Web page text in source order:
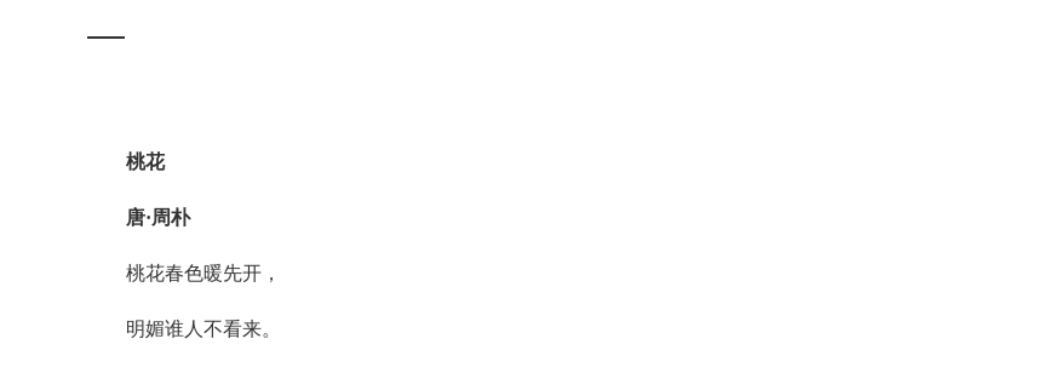
桃花
唐·周朴
桃花春色暖先开，
明媚谁人不看来。